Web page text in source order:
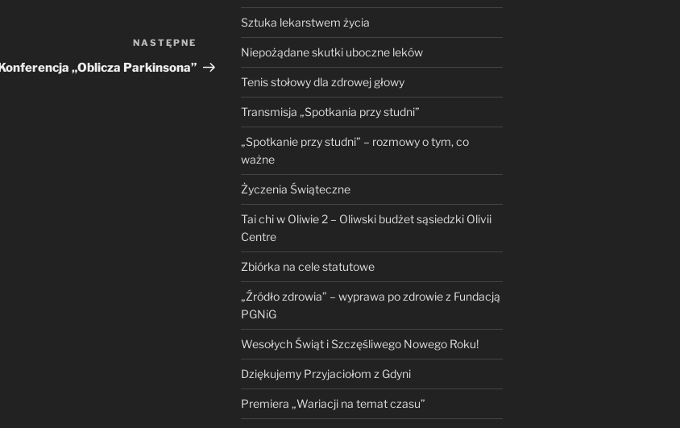
Następny
wpis
NASTĘPNE
Konferencja „Oblicza Parkinsona”
Sztuka lekarstwem życia
Niepożądane skutki uboczne leków
Tenis stołowy dla zdrowej głowy
Transmisja „Spotkania przy studni”
„Spotkanie przy studni” – rozmowy o tym, co
ważne
Życzenia Świąteczne
Tai chi w Oliwie 2 – Oliwski budżet sąsiedzki Olivii
Centre
Zbiórka na cele statutowe
„Źródło zdrowia” – wyprawa po zdrowie z Fundacją
PGNiG
Wesołych Świąt i Szczęśliwego Nowego Roku!
Dziękujemy Przyjaciołom z Gdyni
Premiera „Wariacji na temat czasu”